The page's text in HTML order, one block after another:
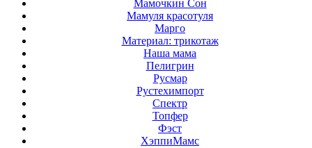
Мамочкин Сон
Мамуля красотуля
Марго
Материал: трикотаж
Наша мама
Пелигрин
Русмар
Рустехимпорт
Спектр
Топфер
Фэст
ХэппиМамс